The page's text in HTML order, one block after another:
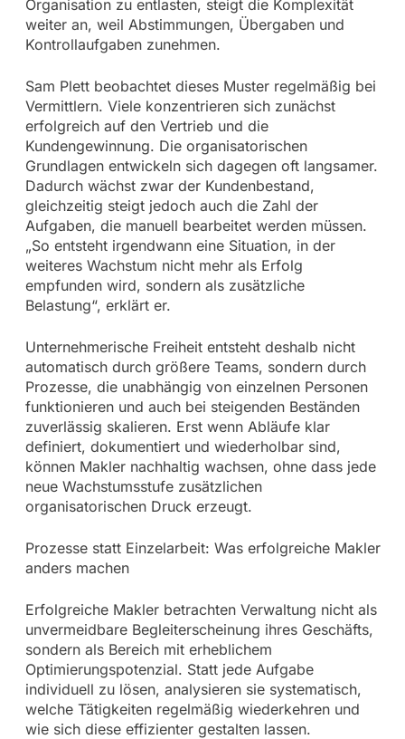
Organisation zu entlasten, steigt die Komplexität
weiter an, weil Abstimmungen, Übergaben und
Kontrollaufgaben zunehmen.
Sam Plett beobachtet dieses Muster regelmäßig bei
Vermittlern. Viele konzentrieren sich zunächst
erfolgreich auf den Vertrieb und die
Kundengewinnung. Die organisatorischen
Grundlagen entwickeln sich dagegen oft langsamer.
Dadurch wächst zwar der Kundenbestand,
gleichzeitig steigt jedoch auch die Zahl der
Aufgaben, die manuell bearbeitet werden müssen.
„So entsteht irgendwann eine Situation, in der
weiteres Wachstum nicht mehr als Erfolg
empfunden wird, sondern als zusätzliche
Belastung“, erklärt er.
Unternehmerische Freiheit entsteht deshalb nicht
automatisch durch größere Teams, sondern durch
Prozesse, die unabhängig von einzelnen Personen
funktionieren und auch bei steigenden Beständen
zuverlässig skalieren. Erst wenn Abläufe klar
definiert, dokumentiert und wiederholbar sind,
können Makler nachhaltig wachsen, ohne dass jede
neue Wachstumsstufe zusätzlichen
organisatorischen Druck erzeugt.
Prozesse statt Einzelarbeit: Was erfolgreiche Makler
anders machen
Erfolgreiche Makler betrachten Verwaltung nicht als
unvermeidbare Begleiterscheinung ihres Geschäfts,
sondern als Bereich mit erheblichem
Optimierungspotenzial. Statt jede Aufgabe
individuell zu lösen, analysieren sie systematisch,
welche Tätigkeiten regelmäßig wiederkehren und
wie sich diese effizienter gestalten lassen.